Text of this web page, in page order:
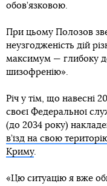
обов’язковою.
При цьому Полозов
неузгодженість дій
максимум — глибоку
шизофренію».
Річ у тім, що навесні
своєї Федеральної
(до 2034 року)
в’їзд на свою
Криму.
«Цю ситуацію я вже